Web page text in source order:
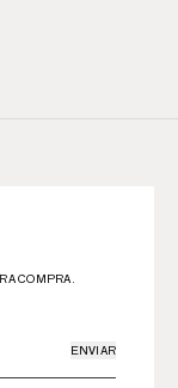
COMPRA.
ENVIAR